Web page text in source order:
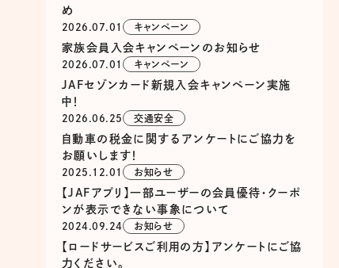
め
2026.07.01 キャンペーン
家族会員入会キャンペーンのお知らせ
2026.07.01 キャンペーン
JAFセゾンカード新規入会キャンペーン実施
中！
2026.06.25 交通安全
自動車の税金に関するアンケートにご協力を
お願いします！
2025.12.01 お知らせ
【JAFアプリ】一部ユーザーの会員優待・クーポ
ンが表示できない事象について
2024.09.24 お知らせ
【ロードサービスご利用の方】アンケートにご協
力ください。